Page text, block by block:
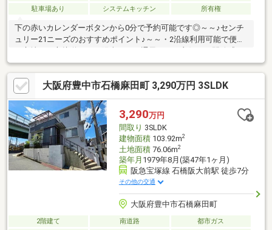
駐車場あり
システムキッチン 所有権
下の赤いカレンダーボタンから0分で予約可能です◎～～♪センチ
ュリー21ニーズのおすすめポイント♪～～・2沿線利用可能で便利
ある住環境・前面道路も広く、お車の出し入れもスムーズ◎ シ
ャッター付き車庫を備え、大切なお車の保管にも安心ですよ・全
居室収納、WIC、洗面所、リビング収納があり、物が多いご家庭
でも安心！◇充実した周辺環境・ファミリーマートまで徒歩8
分・阪急オアシスまで徒歩10分・スギ薬局まで徒歩7分・内科ま
で徒歩5分・小児科まで徒歩6分
大阪府豊中市石橋麻田町 3,290万円 3SLDK
3,290万円
間取り 3SLDK
建物面積103.92m2
土地面積76.06m2
築年月 1979年8月(築47年1ヶ月)
阪急宝塚線 石橋阪大前駅 徒歩7分
その他の交通
大阪府豊中市石橋麻田町
2階建て 南道路
都市ガス